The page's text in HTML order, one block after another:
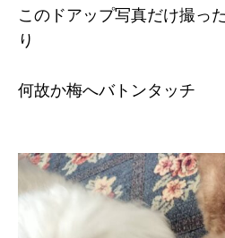
このドアップ写真だけ撮っ
り
何故か梅へバトンタッチ